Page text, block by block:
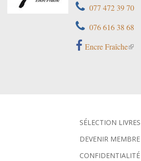
077 472 39 70
076 616 38 68
Encre Fraîche
SÉLECTION LIVRES
DEVENIR MEMBRE
CONFIDENTIALITÉ